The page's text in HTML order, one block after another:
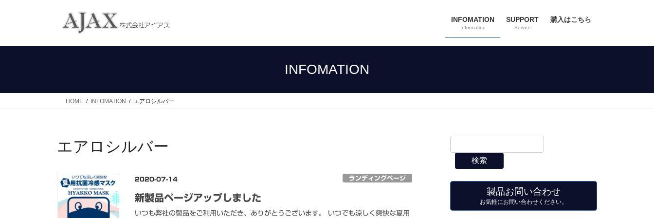
INFOMATION
Information
SUPPORT
Service
購入はこちら
INFOMATION
HOME INFOMATION エアロシルバー
エアロシルバー
2020-07-14 ランディングページ
新製品ページアップしました
いつも弊社の製品をご利用いただき、ありがとうございます。 いつでも涼しく爽快な夏用
検索
製品お問い合わせ
お気軽にお問い合わせください。